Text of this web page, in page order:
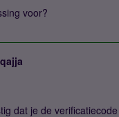
voor?
dat je de